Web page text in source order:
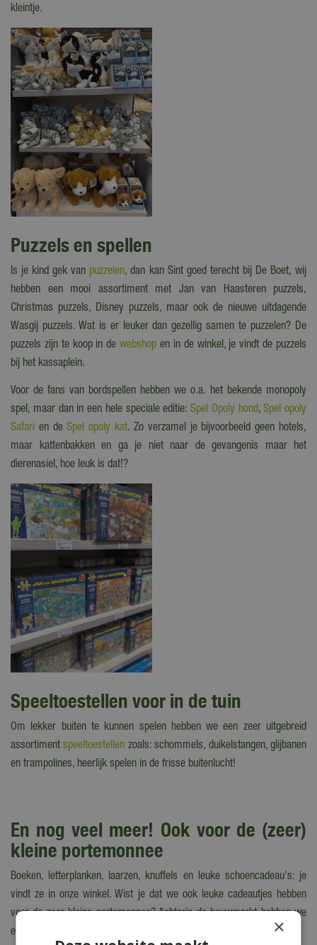
kleintje.
Puzzels en spellen
Is je kind gek van puzzelen, dan kan Sint goed terecht bij De Boet, wij
hebben een mooi assortiment met Jan van Haasteren puzzels,
Christmas puzzels, Disney puzzels, maar ook de nieuwe uitdagende
Wasgij puzzels. Wat is er leuker dan gezellig samen te puzzelen? De
puzzels zijn te koop in dewebshop en in de winkel, je vindt de puzzels
bij het kassaplein.
Voor de fans van bordspellen hebben we o.a. het bekende monopoly
spel, maar dan in een hele speciale editie: Spel Opoly hond,Spel opoly
Safari en deSpel opoly kat. Zo verzamel je bijvoorbeeld geen hotels,
maar kattenbakken en ga je niet naar de gevangenis maar het
dierenasiel, hoe leuk is dat!?
Speeltoestellen voor in de tuin
Om lekker buiten te kunnen spelen hebben we een zeer uitgebreid
assortimentspeeltoestellen zoals: schommels, duikelstangen, glijbanen
en trampolines, heerlijk spelen in de frisse buitenlucht!
En nog veel meer! Ook voor de (zeer)
kleine portemonnee
Boeken, letterplanken, laarzen, knuffels en leuke schoencadeau's: je
vindt ze in onze winkel. Wist je dat we ook leuke cadeautjes hebben
voor de zeer kleine portemonnee? Achterin de bouwmarkt hebben we
een (kerst) outlet, waar je o.a. ook knuffels vindt voor een kleine prijs.
×